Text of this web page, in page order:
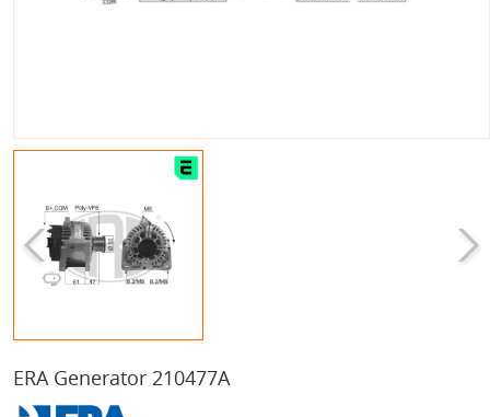
ERA Generator 210477A